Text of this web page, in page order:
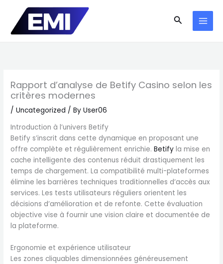
content
Search
Rapport d’analyse de Betify Casino selon les
critères modernes
/Uncategorized / ByUser06
Introduction à l’univers Betify
Betify s’inscrit dans cette dynamique en proposant une
offre complète et régulièrement enrichie.Betify la mise en
cache intelligente des contenus réduit drastiquement les
temps de chargement. La compatibilité multi-plateformes
élimine les barrières techniques traditionnelles d’accès aux
services. Les tests utilisateurs réguliers orientent les
décisions d’amélioration et de refonte. Cette évaluation
objective vise à fournir une vision claire et documentée de
la plateforme.
Ergonomie et expérience utilisateur
Les zones cliquables dimensionnées généreusement